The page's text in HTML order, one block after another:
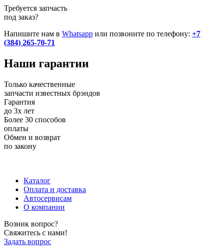
Требуется запчасть
под заказ?
Напишите нам в Whatsapp или позвоните по телефону: +7
(384) 265-70-71
Наши гарантии
Только качественные
запчасти известных брэндов
Гарантия
до 3х лет
Более 30 способов
оплаты
Обмен и возврат
по закону
Каталог
Оплата и доставка
Автосервисам
О компании
Возник вопрос?
Свяжитесь с нами!
Задать вопрос